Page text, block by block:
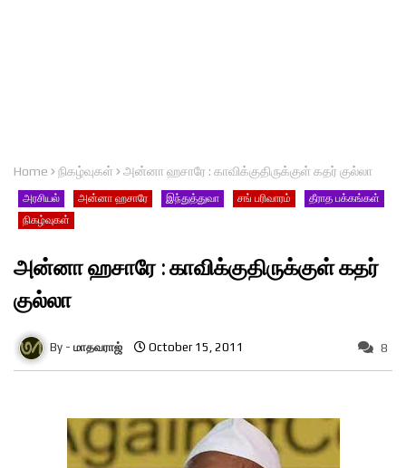
Home நிகழ்வுகள் அன்னா ஹசாரே : காவிக்குதிருக்குள் கதர் குல்லா
அரசியல் அன்னா ஹசாரே இந்துத்துவா சங் பரிவாரம்
தீராத பக்கங்கள்
நிகழ்வுகள்
அன்னா ஹசாரே : காவிக்குதிருக்குள் கதர்
குல்லா
மாதவராஜ் October 15, 2011 8